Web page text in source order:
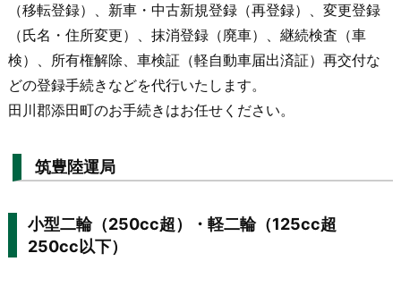
（移転登録）、新車・中古新規登録（再登録）、変更登録
（氏名・住所変更）、抹消登録（廃車）、継続検査（車
検）、所有権解除、車検証（軽自動車届出済証）再交付な
どの登録手続きなどを代行いたします。
田川郡添田町のお手続きはお任せください。
筑豊陸運局
小型二輪（250cc超）・軽二輪（125cc超
250cc以下）